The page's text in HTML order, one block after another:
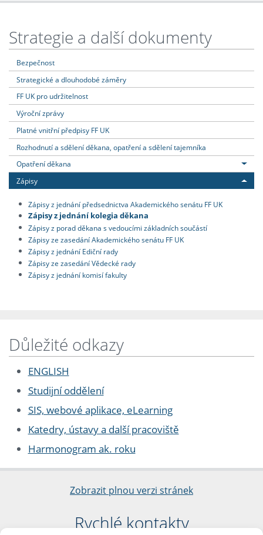
Strategie a další dokumenty
Bezpečnost
Strategické a dlouhodobé záměry
FF UK pro udržitelnost
Výroční zprávy
Platné vnitřní předpisy FF UK
Rozhodnutí a sdělení děkana, opatření a sdělení tajemníka
Opatření děkana
Zápisy
Zápisy z jednání předsednictva Akademického senátu FF UK
Zápisy z jednání kolegia děkana
Zápisy z porad děkana s vedoucími základních součástí
Zápisy ze zasedání Akademického senátu FF UK
Zápisy z jednání Ediční rady
Zápisy ze zasedání Vědecké rady
Zápisy z jednání komisí fakulty
Důležité odkazy
ENGLISH
Studijní oddělení
SIS, webové aplikace, eLearning
Katedry, ústavy a další pracoviště
Harmonogram ak. roku
Zobrazit plnou verzi stránek
Rychlé kontakty